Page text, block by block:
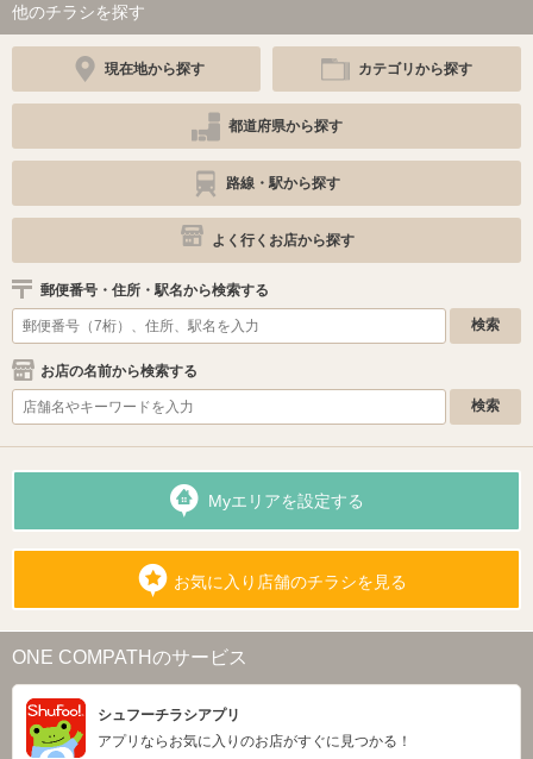
他のチラシを探す
現在地から探す カテゴリから探す
都道府県から探す
路線・駅から探す
よく行くお店から探す
郵便番号・住所・駅名から検索する
お店の名前から検索する
Myエリアを設定する
お気に入り店舗のチラシを見る
ONE COMPATHのサービス
シュフーチラシアプリ
アプリならお気に入りのお店がすぐに見つかる！